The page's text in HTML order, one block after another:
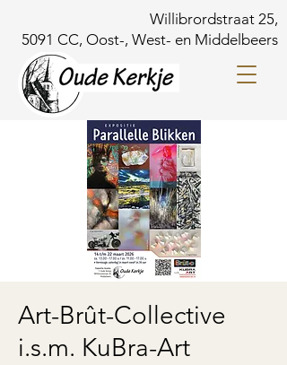
Willibrordstraat 25,
5091 CC, Oost-, West- en Middelbeers
Art-Brût-Collective
i.s.m. KuBra-Art